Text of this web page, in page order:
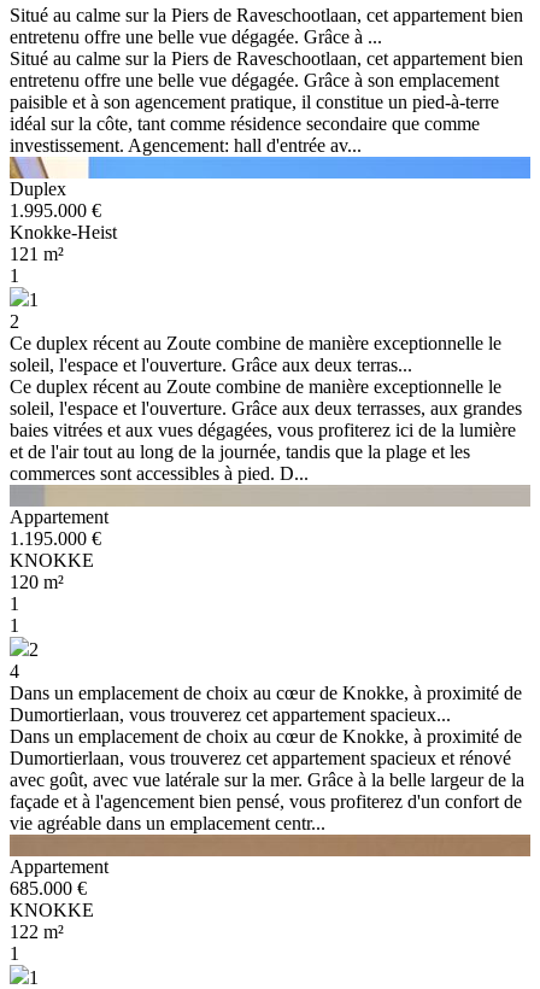
Situé au calme sur la Piers de Raveschootlaan, cet appartement bien
entretenu offre une belle vue dégagée. Grâce à ...
Situé au calme sur la Piers de Raveschootlaan, cet appartement bien
entretenu offre une belle vue dégagée. Grâce à son emplacement
paisible et à son agencement pratique, il constitue un pied-à-terre
idéal sur la côte, tant comme résidence secondaire que comme
investissement. Agencement: hall d'entrée av...
Duplex
1.995.000 €
Knokke-Heist
121 m²
1
1
2
Ce duplex récent au Zoute combine de manière exceptionnelle le
soleil, l'espace et l'ouverture. Grâce aux deux terras...
Ce duplex récent au Zoute combine de manière exceptionnelle le
soleil, l'espace et l'ouverture. Grâce aux deux terrasses, aux grandes
baies vitrées et aux vues dégagées, vous profiterez ici de la lumière
et de l'air tout au long de la journée, tandis que la plage et les
commerces sont accessibles à pied. D...
Appartement
1.195.000 €
KNOKKE
120 m²
1
1
2
4
Dans un emplacement de choix au cœur de Knokke, à proximité de
Dumortierlaan, vous trouverez cet appartement spacieux...
Dans un emplacement de choix au cœur de Knokke, à proximité de
Dumortierlaan, vous trouverez cet appartement spacieux et rénové
avec goût, avec vue latérale sur la mer. Grâce à la belle largeur de la
façade et à l'agencement bien pensé, vous profiterez d'un confort de
vie agréable dans un emplacement centr...
Appartement
685.000 €
KNOKKE
122 m²
1
1